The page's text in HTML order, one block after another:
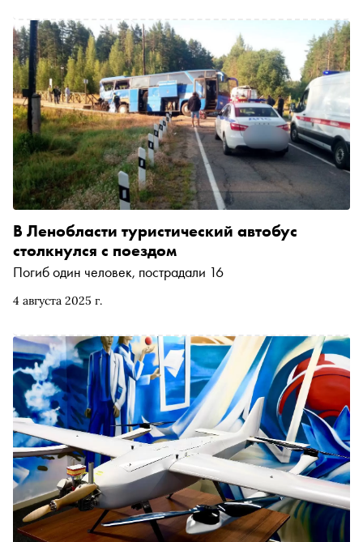
4 августа 2025 г.
В Ленобласти туристический автобус
столкнулся с поездом
Погиб один человек, пострадали 16